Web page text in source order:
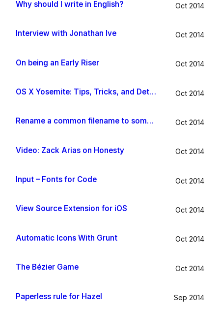
Why should I write in English? Oct 2014
Interview with Jonathan Ive Oct 2014
On being an Early Riser Oct 2014
OS X Yosemite: Tips, Tricks, and Details Oct 2014
Rename a common filename to something useful with Hazel app Oct 2014
Video: Zack Arias on Honesty Oct 2014
Input – Fonts for Code Oct 2014
View Source Extension for iOS Oct 2014
Automatic Icons With Grunt Oct 2014
The Bézier Game Oct 2014
Paperless rule for Hazel Sep 2014